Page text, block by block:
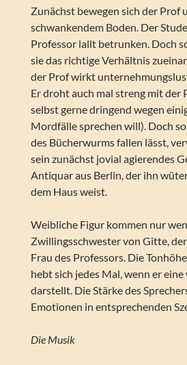
Zunächst bewegen sich der Prof
schwankendem Boden. Der
Professor lallt betrunken. Doch
sie das richtige Verhältnis
der Prof wirkt
Er droht auch mal streng mit der
selbst gerne dringend wegen
Mordfälle sprechen will). Doch
des Bücherwurms fallen lässt,
sein zunächst jovial agierendes
Antiquar aus Berlin, der ihn
dem Haus weist.
Weibliche Figur kommen nur
Zwillingsschwester von Gitte,
Frau des Professors. Die
hebt sich jedes Mal, wenn er
darstellt. Die Stärke des
Emotionen in entsprechenden
Die Musik